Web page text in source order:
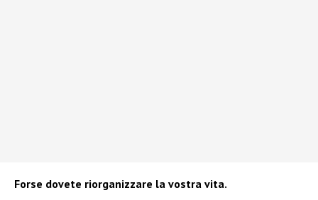
Forse dovete riorganizzare la vostra vita.